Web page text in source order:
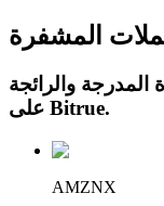
القروض
المشفرة
المشفرة
والرائجة
Bitrue.
AMZNX